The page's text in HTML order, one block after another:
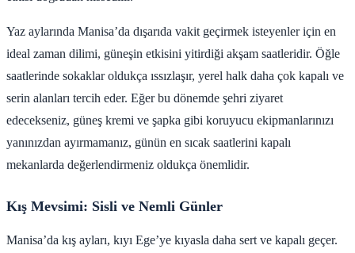
Yaz aylarında Manisa’da dışarıda vakit geçirmek isteyenler için en
ideal zaman dilimi, güneşin etkisini yitirdiği akşam saatleridir. Öğle
saatlerinde sokaklar oldukça ıssızlaşır, yerel halk daha çok kapalı ve
serin alanları tercih eder. Eğer bu dönemde şehri ziyaret
edecekseniz, güneş kremi ve şapka gibi koruyucu ekipmanlarınızı
yanınızdan ayırmamanız, günün en sıcak saatlerini kapalı
mekanlarda değerlendirmeniz oldukça önemlidir.
Kış Mevsimi: Sisli ve Nemli Günler
Manisa’da kış ayları, kıyı Ege’ye kıyasla daha sert ve kapalı geçer.